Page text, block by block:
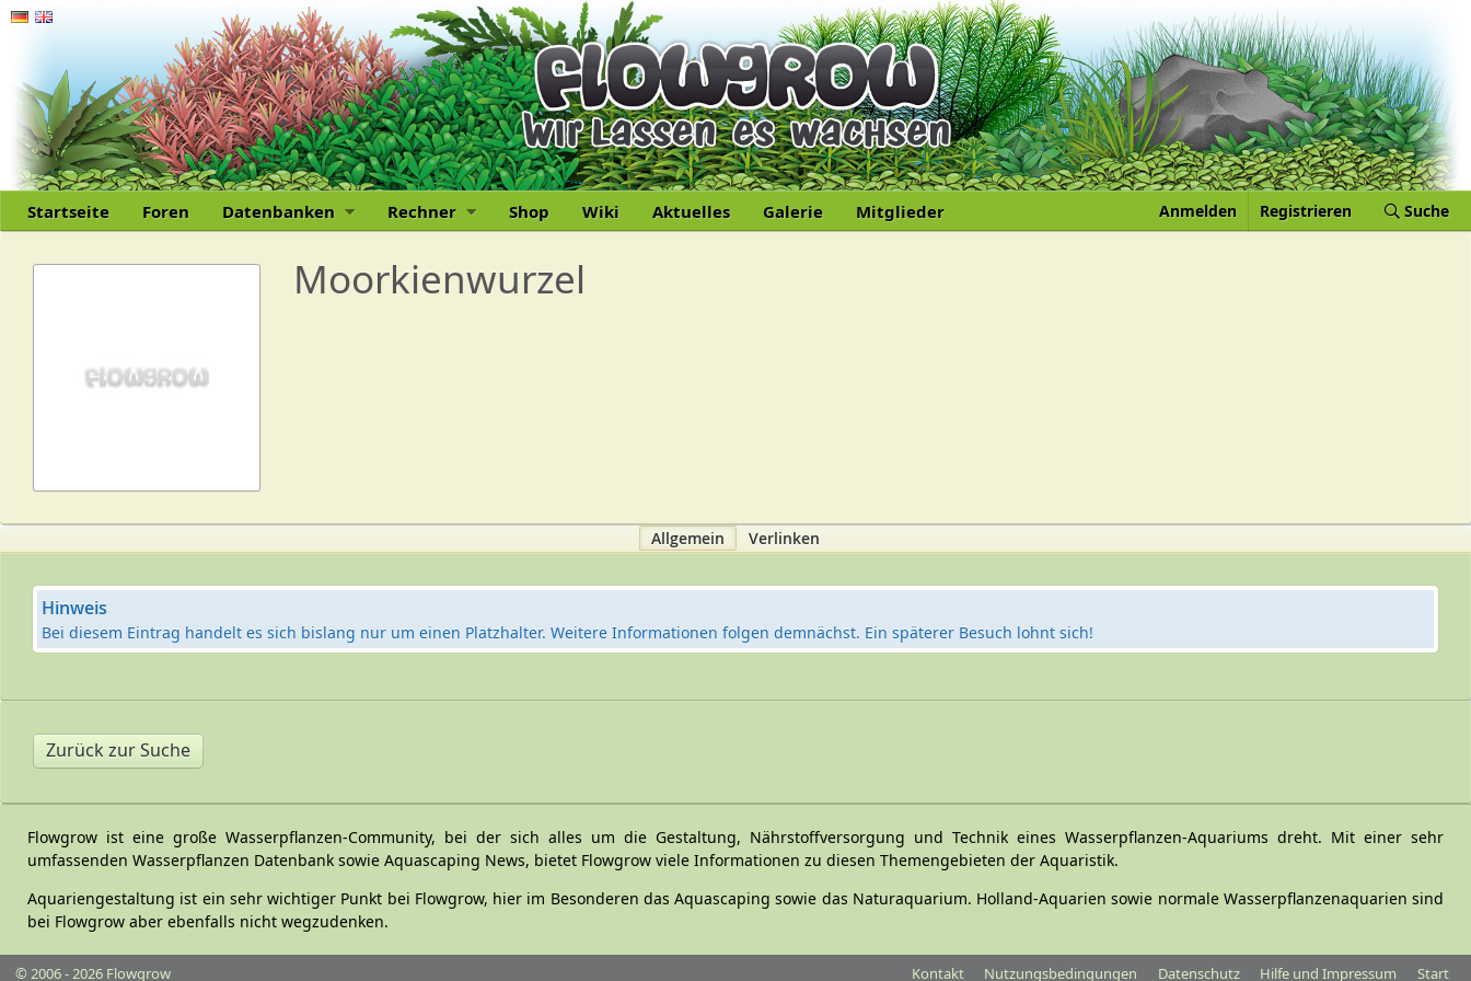
Startseite Foren Datenbanken Rechner Shop Wiki Aktuelles Galerie Mitglieder Anmelden Registrieren Suche
Moorkienwurzel
Allgemein Verlinken
Hinweis
Bei diesem Eintrag handelt es sich bislang nur um einen Platzhalter. Weitere Informationen folgen demnächst. Ein späterer Besuch lohnt sich!
Zurück zur Suche
Flowgrow ist eine große Wasserpflanzen-Community, bei der sich alles um die Gestaltung, Nährstoffversorgung und Technik eines Wasserpflanzen-Aquariums dreht. Mit einer sehr
umfassenden Wasserpflanzen Datenbank sowie Aquascaping News, bietet Flowgrow viele Informationen zu diesen Themengebieten der Aquaristik.
Aquariengestaltung ist ein sehr wichtiger Punkt bei Flowgrow, hier im Besonderen das Aquascaping sowie das Naturaquarium. Holland-Aquarien sowie normale Wasserpflanzenaquarien sind
bei Flowgrow aber ebenfalls nicht wegzudenken.
© 2006 - 2026 Flowgrow Kontakt Nutzungsbedingungen Datenschutz Hilfe und Impressum Start